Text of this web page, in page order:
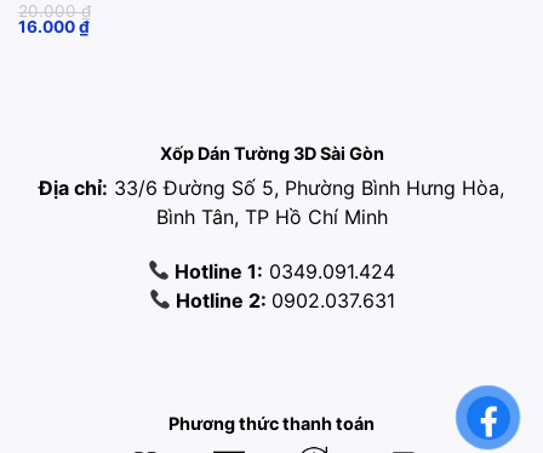
20.000₫
Original
16.000₫Current
price
Xốp Dán Tường 3D Sài Gòn
Địa chỉ: 33/6 Đường Số 5, Phường Bình Hưng Hòa,
Bình Tân, TP Hồ Chí Minh
Hotline 1: 0349.091.424
Hotline 2: 0902.037.631
Phương thức thanh toán